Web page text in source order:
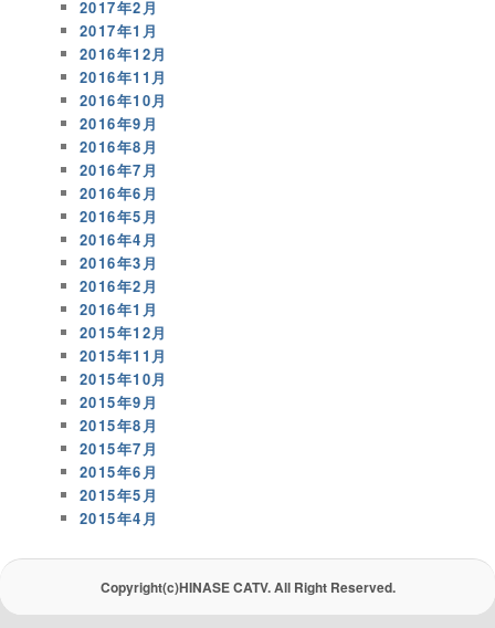
2017年2月
2017年1月
2016年12月
2016年11月
2016年10月
2016年9月
2016年8月
2016年7月
2016年6月
2016年5月
2016年4月
2016年3月
2016年2月
2016年1月
2015年12月
2015年11月
2015年10月
2015年9月
2015年8月
2015年7月
2015年6月
2015年5月
2015年4月
Copyright(c)HINASE CATV. All Right Reserved.